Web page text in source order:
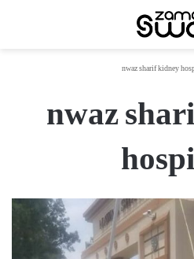
nwaz sharif kidney
nwaz